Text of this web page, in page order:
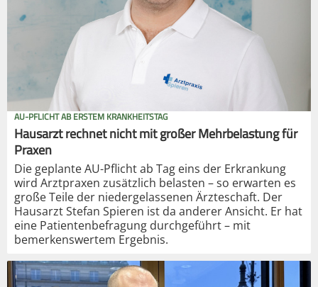
AU-PFLICHT AB ERSTEM KRANKHEITSTAG
Hausarzt rechnet nicht mit großer Mehrbelastung für
Praxen
Die geplante AU-Pflicht ab Tag eins der Erkrankung
wird Arztpraxen zusätzlich belasten – so erwarten es
große Teile der niedergelassenen Ärzteschaft. Der
Hausarzt Stefan Spieren ist da anderer Ansicht. Er hat
eine Patientenbefragung durchgeführt – mit
bemerkenswertem Ergebnis.